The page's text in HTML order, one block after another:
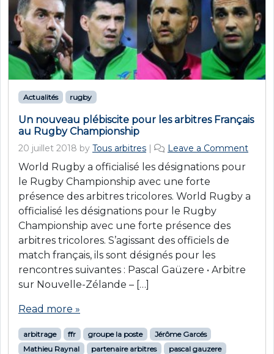
Actualités rugby
Un nouveau plébiscite pour les arbitres Français
au Rugby Championship
20 juillet 2018 by Tous arbitres | Leave a Comment
World Rugby a officialisé les désignations pour
le Rugby Championship avec une forte
présence des arbitres tricolores. World Rugby a
officialisé les désignations pour le Rugby
Championship avec une forte présence des
arbitres tricolores. S’agissant des officiels de
match français, ils sont désignés pour les
rencontres suivantes : Pascal Gaüzere • Arbitre
sur Nouvelle-Zélande – […]
Read more »
arbitrage ffr groupe la poste
Jérôme Garcés
Mathieu Raynal
partenaire arbitres
pascal gauzere